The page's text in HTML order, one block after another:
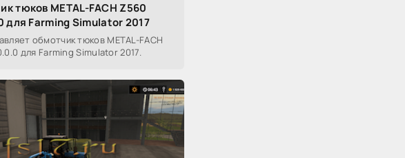
тюков METAL-FACH Z560
для Farming Simulator 2017
обмотчик тюков METAL-FACH
для Farming Simulator 2017.